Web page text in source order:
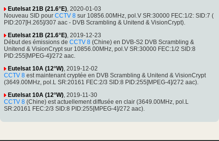
Eutelsat 21B (21.6°E) , 2020-01-03
Nouveau SID pour CCTV 8 sur 10856.00MHz, pol.V SR:30000 FEC:1/2: SID:7 (
PID:207[H.265]/307 aac - DVB Scrambling & Unitend & VisionCrypt).
Eutelsat 21B (21.6°E) , 2019-12-23
Début des émissions de CCTV 8 (Chine) en DVB-S2 DVB Scrambling &
Unitend & VisionCrypt sur 10856.00MHz, pol.V SR:30000 FEC:1/2 SID:8
PID:255[MPEG-4]/272 aac.
Eutelsat 10A (12°W) , 2019-12-02
CCTV 8 est maintenant cryptée en DVB Scrambling & Unitend & VisionCrypt
(3649.00MHz, pol.L SR:20161 FEC:2/3 SID:8 PID:255[MPEG-4]/272 aac).
Eutelsat 10A (12°W) , 2019-11-30
CCTV 8 (Chine) est actuellement diffusée en clair (3649.00MHz, pol.L
SR:20161 FEC:2/3 SID:8 PID:255[MPEG-4]/272 aac).